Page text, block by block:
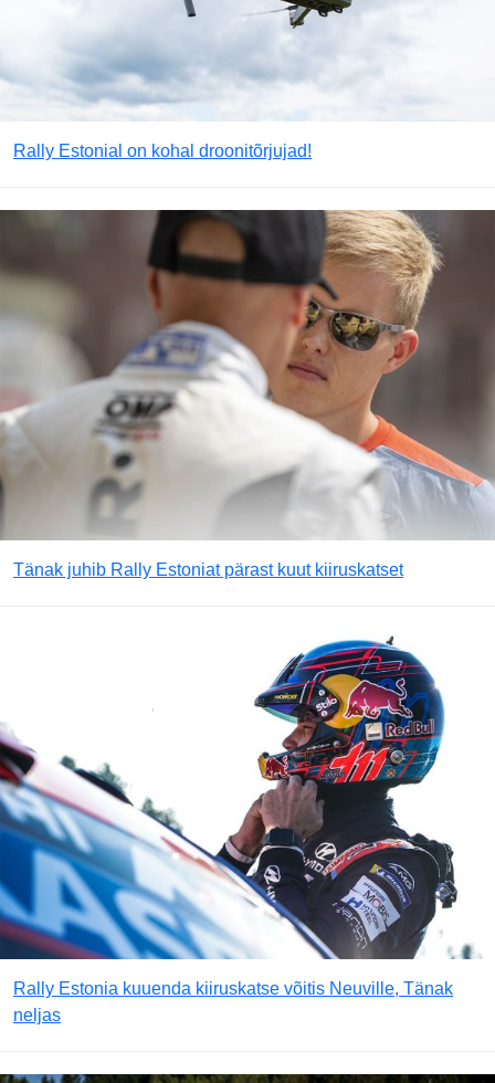
Rally Estonial on kohal droonitõrjujad!
Tänak juhib Rally Estoniat pärast kuut kiiruskatset
Rally Estonia kuuenda kiiruskatse võitis Neuville, Tänak
neljas